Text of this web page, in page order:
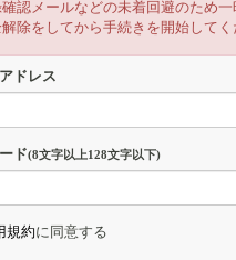
認メールなどの未着回避のため
除をしてから手続きを開始してく
ドレス
ド(8文字以上128文字以下)
規約に同意する